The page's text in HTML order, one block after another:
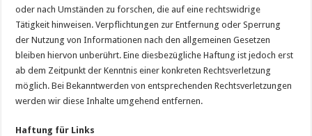
oder nach Umständen zu forschen, die auf eine rechtswidrige
Tätigkeit hinweisen. Verpflichtungen zur Entfernung oder Sperrung
der Nutzung von Informationen nach den allgemeinen Gesetzen
bleiben hiervon unberührt. Eine diesbezügliche Haftung ist jedoch erst
ab dem Zeitpunkt der Kenntnis einer konkreten Rechtsverletzung
möglich. Bei Bekanntwerden von entsprechenden Rechtsverletzungen
werden wir diese Inhalte umgehend entfernen.
Haftung für Links